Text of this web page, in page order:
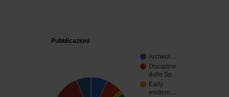
Pubblicazioni
Archeol…
Discipline
dello Sp…
Early
modern…